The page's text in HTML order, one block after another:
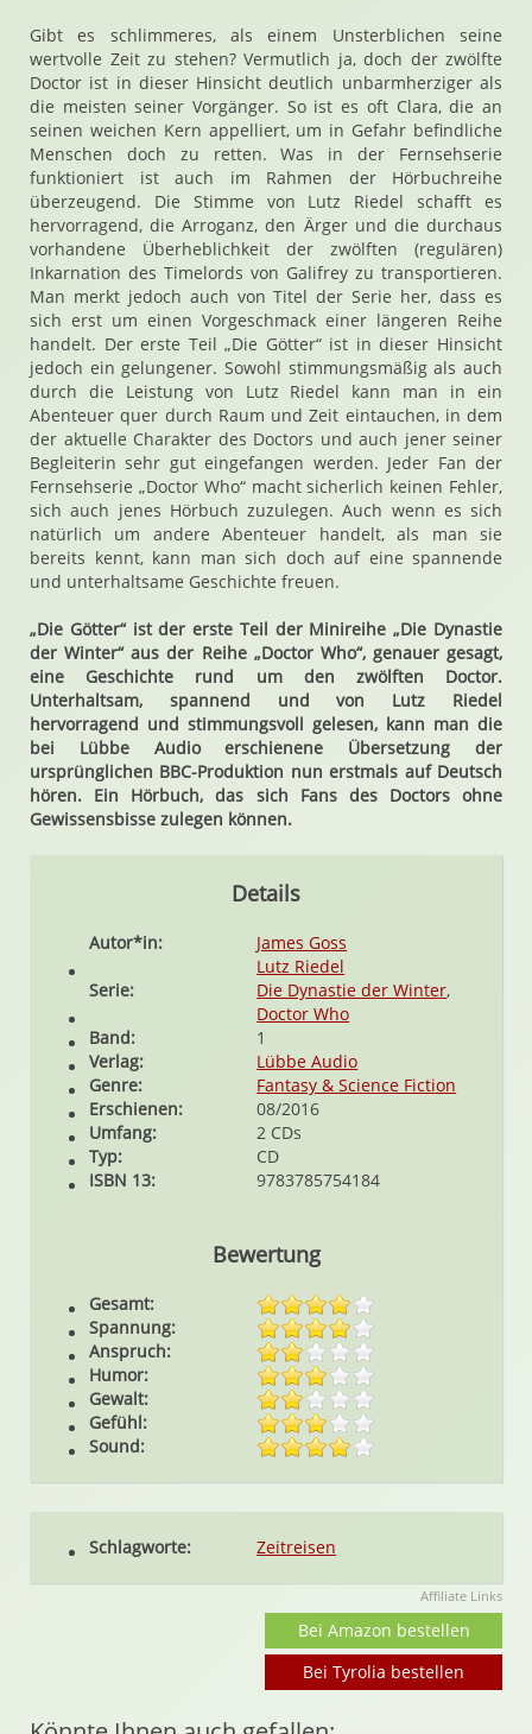
Gibt es schlimmeres, als einem Unsterblichen seine
wertvolle Zeit zu stehen? Vermutlich ja, doch der zwölfte
Doctor ist in dieser Hinsicht deutlich unbarmherziger als
die meisten seiner Vorgänger. So ist es oft Clara, die an
seinen weichen Kern appelliert, um in Gefahr befindliche
Menschen doch zu retten. Was in der Fernsehserie
funktioniert ist auch im Rahmen der Hörbuchreihe
überzeugend. Die Stimme von Lutz Riedel schafft es
hervorragend, die Arroganz, den Ärger und die durchaus
vorhandene Überheblichkeit der zwölften (regulären)
Inkarnation des Timelords von Galifrey zu transportieren.
Man merkt jedoch auch von Titel der Serie her, dass es
sich erst um einen Vorgeschmack einer längeren Reihe
handelt. Der erste Teil „Die Götter“ ist in dieser Hinsicht
jedoch ein gelungener. Sowohl stimmungsmäßig als auch
durch die Leistung von Lutz Riedel kann man in ein
Abenteuer quer durch Raum und Zeit eintauchen, in dem
der aktuelle Charakter des Doctors und auch jener seiner
Begleiterin sehr gut eingefangen werden. Jeder Fan der
Fernsehserie „Doctor Who“ macht sicherlich keinen Fehler,
sich auch jenes Hörbuch zuzulegen. Auch wenn es sich
natürlich um andere Abenteuer handelt, als man sie
bereits kennt, kann man sich doch auf eine spannende
und unterhaltsame Geschichte freuen.
„Die Götter“ ist der erste Teil der Minireihe „Die Dynastie
der Winter“ aus der Reihe „Doctor Who“, genauer gesagt,
eine Geschichte rund um den zwölften Doctor.
Unterhaltsam, spannend und von Lutz Riedel
hervorragend und stimmungsvoll gelesen, kann man die
bei Lübbe Audio erschienene Übersetzung der
ursprünglichen BBC-Produktion nun erstmals auf Deutsch
hören. Ein Hörbuch, das sich Fans des Doctors ohne
Gewissensbisse zulegen können.
Details
Autor*in:
James Goss
Lutz Riedel
Serie:
Die Dynastie der Winter,
Doctor Who
Band:
1
Verlag:
Lübbe Audio
Genre:
Fantasy & Science Fiction
Erschienen:
08/2016
Umfang:
2 CDs
Typ:
CD
ISBN 13:
9783785754184
Bewertung
Gesamt:
Spannung:
Anspruch:
Humor:
Gewalt:
Gefühl:
Sound:
Schlagworte: Zeitreisen
Affiliate Links
Bei Amazon bestellen
Bei Tyrolia bestellen